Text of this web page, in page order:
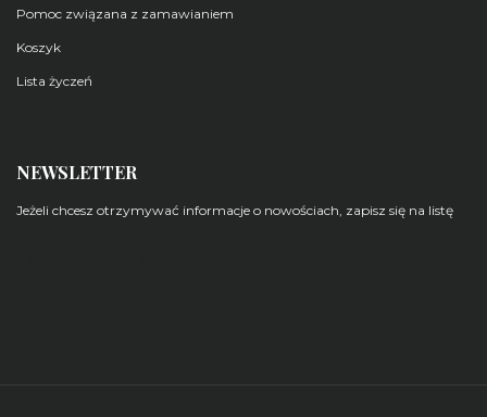
Pomoc związana z zamawianiem
Koszyk
Lista życzeń
NEWSLETTER
Jeżeli chcesz otrzymywać informacje o nowościach, zapisz się na listę